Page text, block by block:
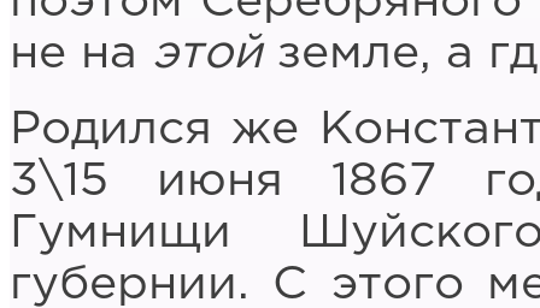
не на этой земле, а
Родился же
3\15 июня 1867
Гумнищи
губернии. С этого